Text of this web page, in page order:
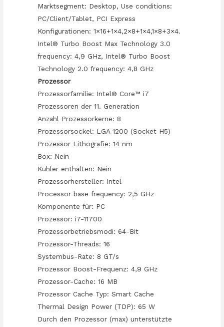
Marktsegment: Desktop, Use conditions:
PC/Client/Tablet, PCI Express
Konfigurationen: 1×16+1×4,2×8+1×4,1×8+3×4.
Intel® Turbo Boost Max Technology 3.0
frequency: 4,9 GHz, Intel® Turbo Boost
Technology 2.0 frequency: 4,8 GHz
Prozessor
Prozessorfamilie: Intel® Core™ i7
Prozessoren der 11. Generation
Anzahl Prozessorkerne: 8
Prozessorsockel: LGA 1200 (Socket H5)
Prozessor Lithografie: 14 nm
Box: Nein
Kühler enthalten: Nein
Prozessorhersteller: Intel
Processor base frequency: 2,5 GHz
Komponente für: PC
Prozessor: i7-11700
Prozessorbetriebsmodi: 64-Bit
Prozessor-Threads: 16
Systembus-Rate: 8 GT/s
Prozessor Boost-Frequenz: 4,9 GHz
Prozessor-Cache: 16 MB
Prozessor Cache Typ: Smart Cache
Thermal Design Power (TDP): 65 W
Durch den Prozessor (max) unterstützte